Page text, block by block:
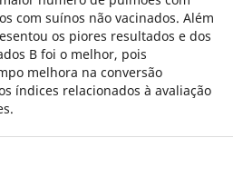
com suínos não vacinados. Além
os piores resultados e dos
B foi o melhor, pois
melhora na conversão
índices relacionados à avaliação